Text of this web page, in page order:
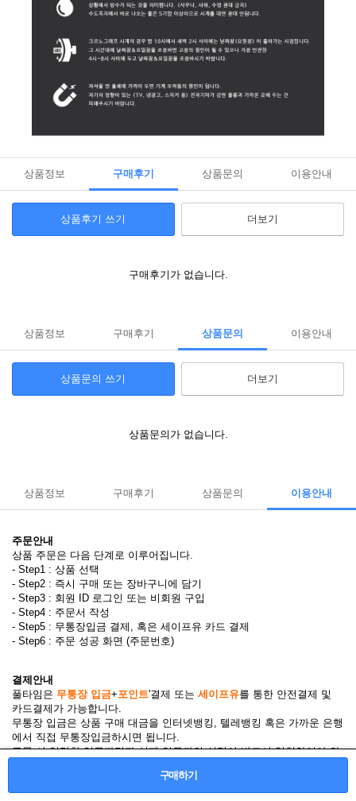
구매하기
상품정보 구매후기 상품문의 이용안내
상품후기 쓰기 더보기
구매후기가 없습니다.
상품정보 구매후기 상품문의 이용안내
상품문의 쓰기 더보기
상품문의가 없습니다.
상품정보 구매후기 상품문의 이용안내
주문안내
상품 주문은 다음 단계로 이루어집니다.
- Step1 : 상품 선택
- Step2 : 즉시 구매 또는 장바구니에 담기
- Step3 : 회원 ID 로그인 또는 비회원 구입
- Step4 : 주문서 작성
- Step5 : 무통장입금 결제, 혹은 세이프유 카드 결제
- Step6 : 주문 성공 화면 (주문번호)
결제안내
풀타임은 무통장 입금+포인트'결제 또는 세이프유를 통한 안전결제 및
카드결제가 가능합니다.
무통장 입금은 상품 구매 대금을 인터넷뱅킹, 텔레뱅킹 혹은 가까운 은행
에서 직접 무통장입금하시면 됩니다.
주문 시 입력한 입금자명과 실제 입금자의 성명이 반드시 일치하여야 하
카드결제 및 안전결제 이용안내는▶세이프유 이용안내
인 가능합니다.